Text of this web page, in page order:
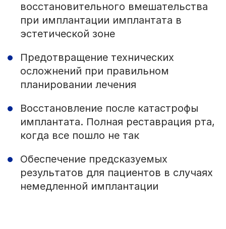
восстановительного вмешательства
при имплантации имплантата в
эстетической зоне
Предотвращение технических
осложнений при правильном
планировании лечения
Восстановление после катастрофы
имплантата. Полная реставрация рта,
когда все пошло не так
Обеспечение предсказуемых
результатов для пациентов в случаях
немедленной имплантации